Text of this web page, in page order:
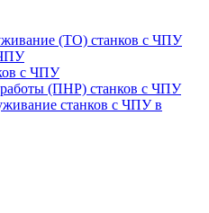
(ТО) станков с ЧПУ
с ЧПУ
(ПНР) станков с ЧПУ
станков с ЧПУ в